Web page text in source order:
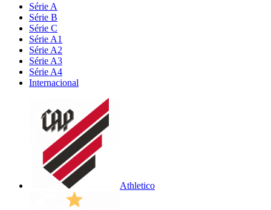
Série A
Série B
Série C
Série A1
Série A2
Série A3
Série A4
Internacional
Athletico